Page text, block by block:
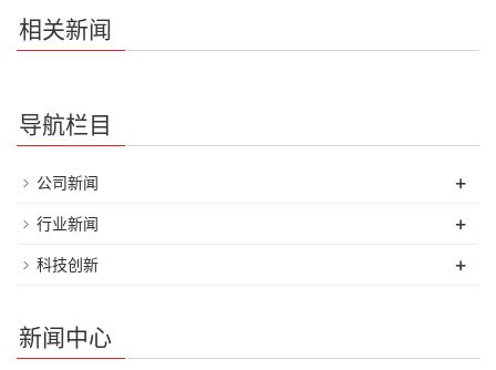
相关新闻
导航栏目
公司新闻 +
行业新闻 +
科技创新 +
新闻中心